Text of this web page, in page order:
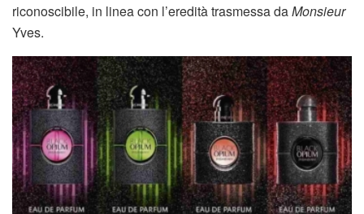
riconoscibile, in linea con l’eredità trasmessa daMonsieur
Yves.